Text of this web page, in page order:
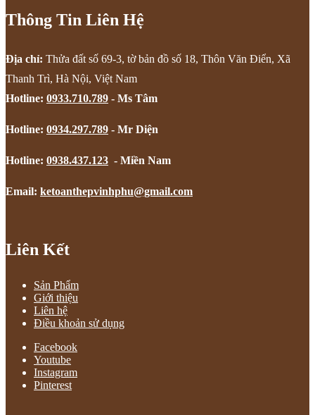
Thông Tin Liên Hệ
Địa chỉ: Thửa đất số 69-3, tờ bản đồ số 18, Thôn Văn Điển, Xã
Thanh Trì, Hà Nội, Việt Nam
Hotline: 0933.710.789 - Ms Tâm
Hotline: 0934.297.789 - Mr Diện
Hotline: 0938.437.123 - Miền Nam
Email: ketoanthepvinhphu@gmail.com
Liên Kết
Sản Phẩm
Giới thiệu
Liên hệ
Điều khoản sử dụng
Facebook
Youtube
Instagram
Pinterest